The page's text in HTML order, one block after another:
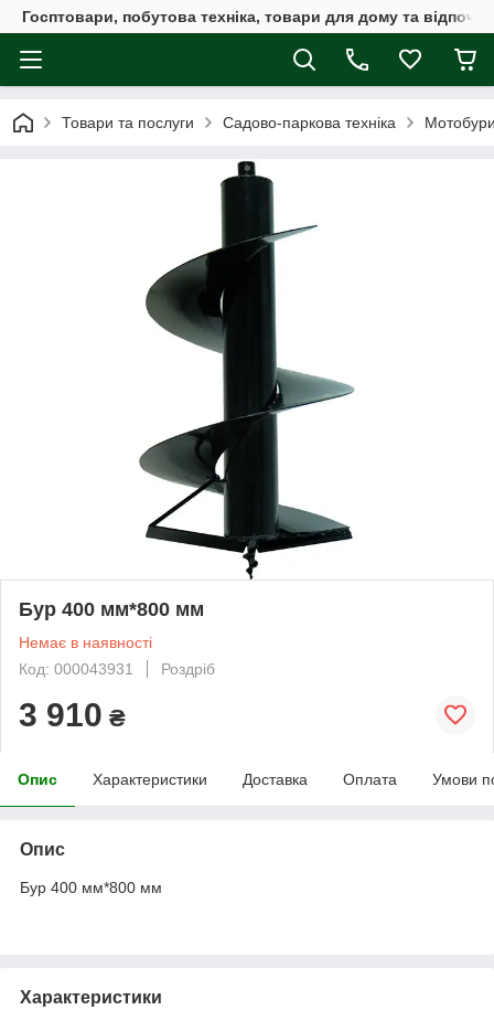
Госптовари, побутова техніка, товари для дому та
Товари та послуги Садово-паркова техніка
Бур 400 мм*800 мм
Немає в наявності
Код: 000043931
Роздріб
3 910 ₴
Опис Характеристики Доставка Оплата Умови
Опис
Бур 400 мм*800 мм
Характеристики